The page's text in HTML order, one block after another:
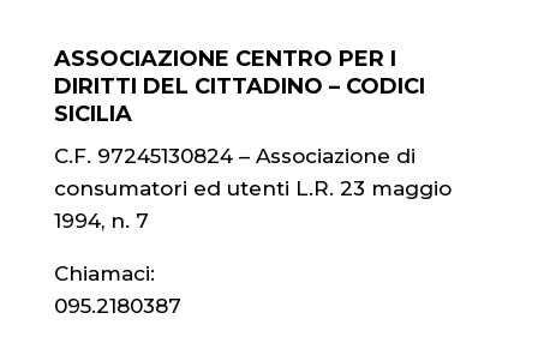
ASSOCIAZIONE CENTRO PER I
DIRITTI DEL CITTADINO – CODICI
SICILIA
C.F. 97245130824 – Associazione di
consumatori ed utenti L.R. 23 maggio
1994, n. 7
Chiamaci:
095.2180387